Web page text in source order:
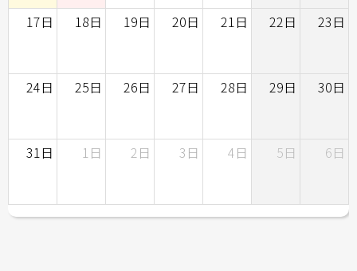
17日 18日 19日 20日 21日 22日 23日
24日 25日 26日 27日 28日 29日 30日
31日 1日 2日 3日 4日 5日 6日